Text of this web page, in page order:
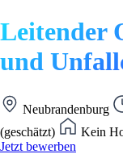
Leitender
und
Neubrandenburg
(geschätzt)
Kein
Jetzt bewerben